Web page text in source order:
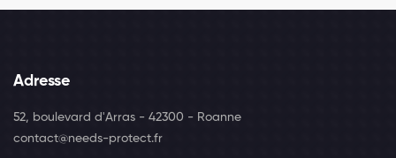
Adresse
52, boulevard d'Arras - 42300 - Roanne
contact@needs-protect.fr